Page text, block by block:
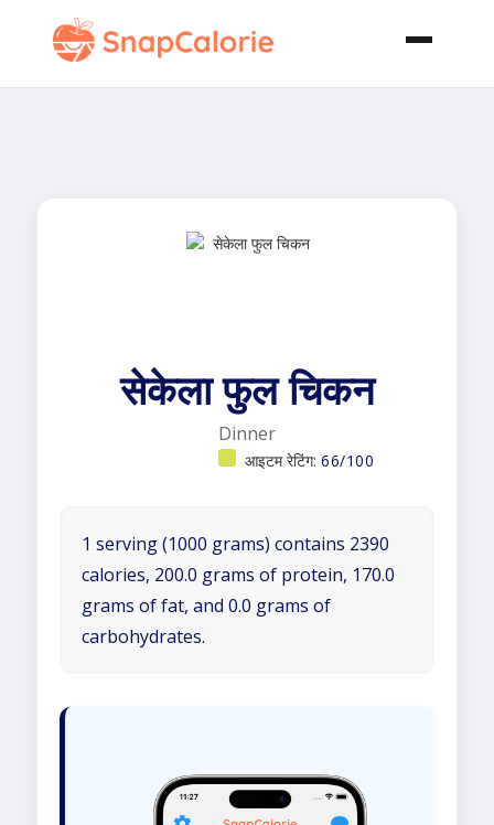
सेकेला फुल चिकन
Dinner
आइटम रेटिंग: 66/100
1 serving (1000 grams) contains 2390
calories, 200.0 grams of protein, 170.0
grams of fat, and 0.0 grams of
carbohydrates.